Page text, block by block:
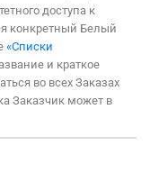
доступа к
конкретный Белый
«Списки
и краткое
во всех Заказах
Заказчик может в